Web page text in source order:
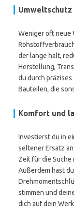
Weniger oft neue
der lange hält,
Herstellung,
du durch präzises
Bauteilen, die
Komfort und
Investierst du in
seltener Ersatz
Zeit für die Suche
Außerdem hast
stimmen und
dich auf dein